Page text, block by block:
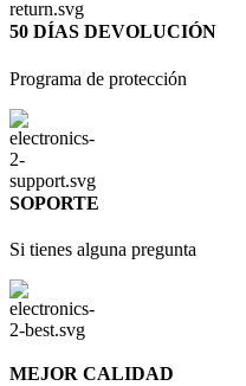
50 DÍAS DEVOLUCIÓN
Programa de protección
SOPORTE
Si tienes alguna pregunta
MEJOR CALIDAD